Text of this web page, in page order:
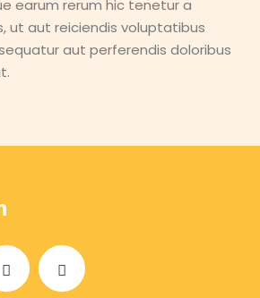
earum rerum hic tenetur a
ut aut reiciendis voluptatibus
aut perferendis doloribus